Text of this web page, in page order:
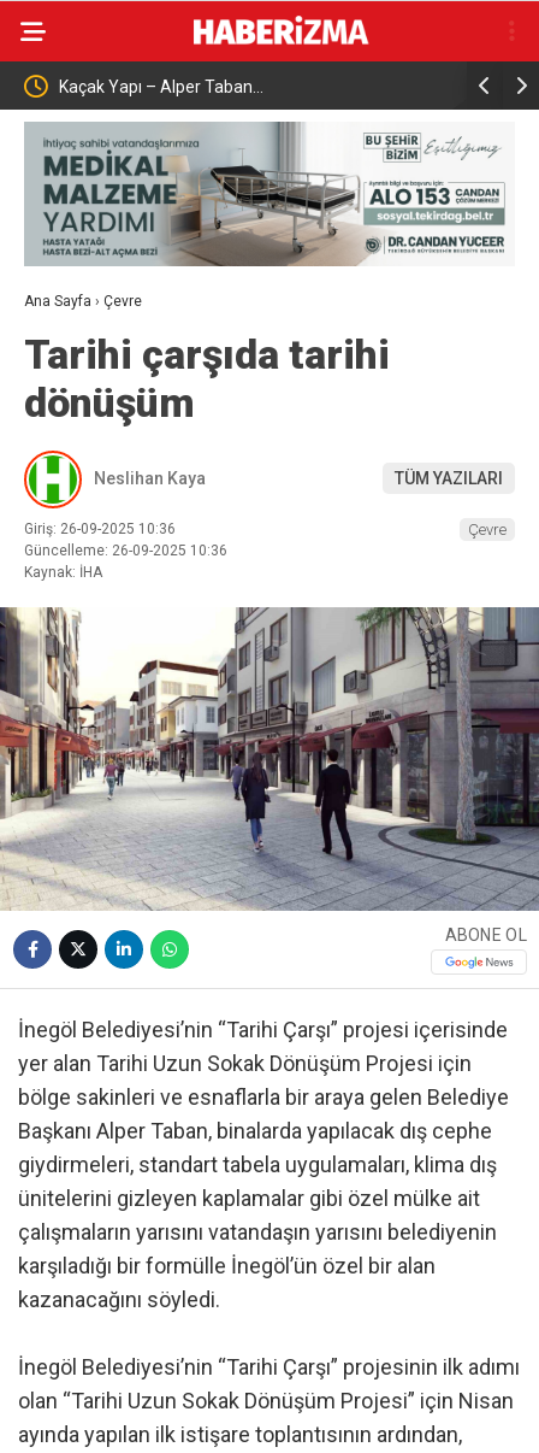
Kaçak Yapı – Alper Taban… Çalışma
Ana Sayfa › Çevre
Tarihi çarşıda tarihi
dönüşüm
Neslihan Kaya TÜM YAZILARI
Giriş: 26-09-2025 10:36
Güncelleme: 26-09-2025 10:36
Kaynak: İHA
Çevre
ABONE OL
İnegöl Belediyesi’nin “Tarihi Çarşı” projesi içerisinde
yer alan Tarihi Uzun Sokak Dönüşüm Projesi için
bölge sakinleri ve esnaflarla bir araya gelen Belediye
Başkanı Alper Taban, binalarda yapılacak dış cephe
giydirmeleri, standart tabela uygulamaları, klima dış
ünitelerini gizleyen kaplamalar gibi özel mülke ait
çalışmaların yarısını vatandaşın yarısını belediyenin
karşıladığı bir formülle İnegöl’ün özel bir alan
kazanacağını söyledi.
İnegöl Belediyesi’nin “Tarihi Çarşı” projesinin ilk adımı
olan “Tarihi Uzun Sokak Dönüşüm Projesi” için Nisan
ayında yapılan ilk istişare toplantısının ardından,